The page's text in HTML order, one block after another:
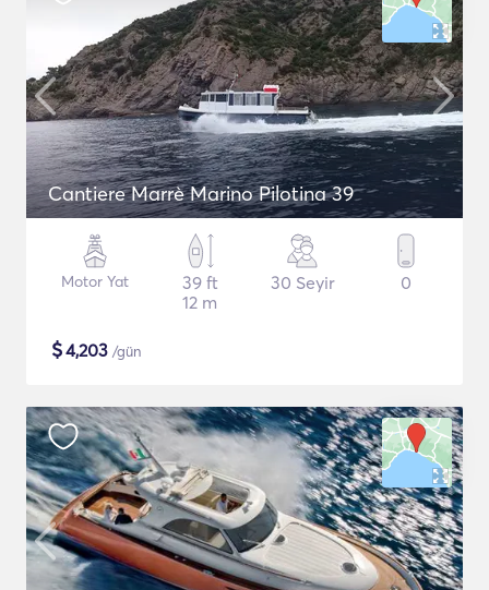
Cantiere Marrè Marino Pilotina 39
Motor Yat
39 ft
12 m
30 Seyir 0
$4,203 /gün